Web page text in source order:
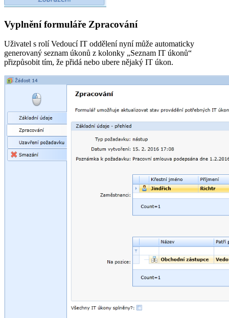
Vyplnění formuláře Zpracování
Uživatel s rolí Vedoucí IT oddělení nyní může automaticky
generovaný seznam úkonů z kolonky „Seznam IT úkonů“
přizpůsobit tím, že přidá nebo ubere nějaký IT úkon.